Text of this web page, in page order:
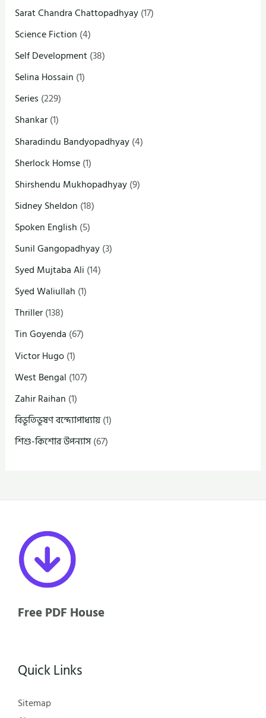
Sarat Chandra Chattopadhyay(17)
Science Fiction (4)
Self Development(38)
Selina Hossain (1)
Series (229)
Shankar(1)
Sharadindu Bandyopadhyay(4)
Sherlock Homse(1)
Shirshendu Mukhopadhyay(9)
Sidney Sheldon (18)
Spoken English (5)
Sunil Gangopadhyay(3)
Syed Mujtaba Ali (14)
Syed Waliullah (1)
Thriller(138)
Tin Goyenda (67)
Victor Hugo(1)
West Bengal (107)
Zahir Raihan (1)
বিভূতিভূষণ বন্দ্যোপাধ্যায়(1)
শিশু-কিশোর উপন্যাস(67)
Free PDF House
Quick Links
Sitemap